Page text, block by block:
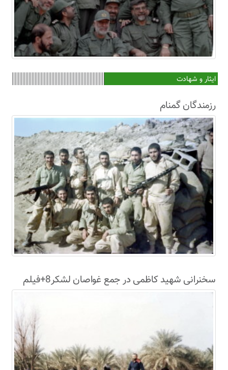
ایثار و شهادت
رزمندگان گمنام
سخنرانی شهید کاظمی در جمع غواصان لشکر8+فیلم